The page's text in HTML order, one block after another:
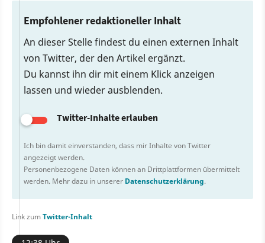
Empfohlener redaktioneller Inhalt
An dieser Stelle findest du einen externen Inhalt
von Twitter, der den Artikel ergänzt.
Du kannst ihn dir mit einem Klick anzeigen
lassen und wieder ausblenden.
Twitter-Inhalte erlauben
Ich bin damit einverstanden, dass mir Inhalte von Twitter
angezeigt werden.
Personenbezogene Daten können an Drittplattformen übermittelt
werden. Mehr dazu in unserer Datenschutzerklärung.
Link zumTwitter-Inhalt